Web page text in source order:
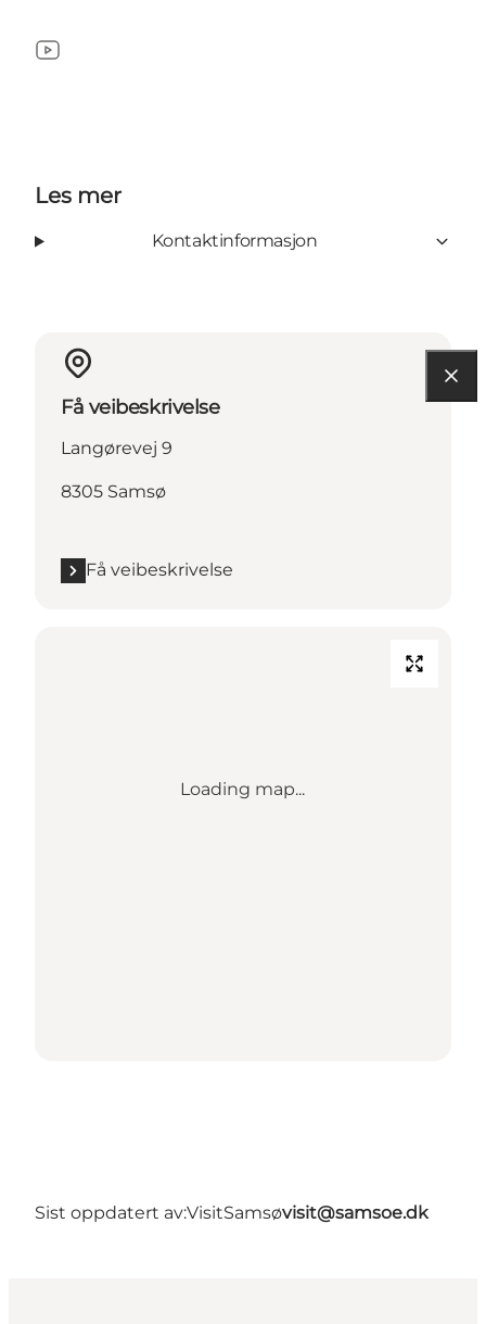
YouTube
Les mer
Kontaktinformasjon
Få veibeskrivelse
Langørevej 9
8305 Samsø
Få veibeskrivelse
Loading map...
Sist oppdatert av:VisitSamsøvisit@samsoe.dk